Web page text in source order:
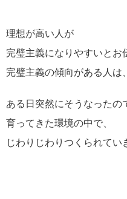
理想が高い人が
完璧主義になりやすいとお
完璧主義の傾向がある人は、
ある日突然にそうなったの
育ってきた環境の中で、
じわりじわりつくられてい